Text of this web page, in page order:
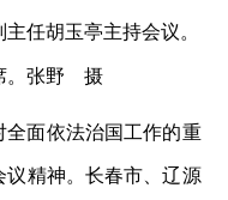
任胡玉亭主持会议。
。张野 摄
面依法治国工作的重
精神。长春市、辽源